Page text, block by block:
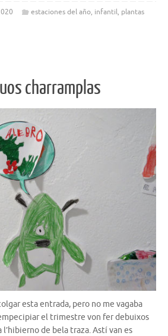
estaciones del año, infantil, plantas
charramplas
esta entrada, pero no me vagaba
el trimestre von fer debuixos
de bela traza. Astí van es